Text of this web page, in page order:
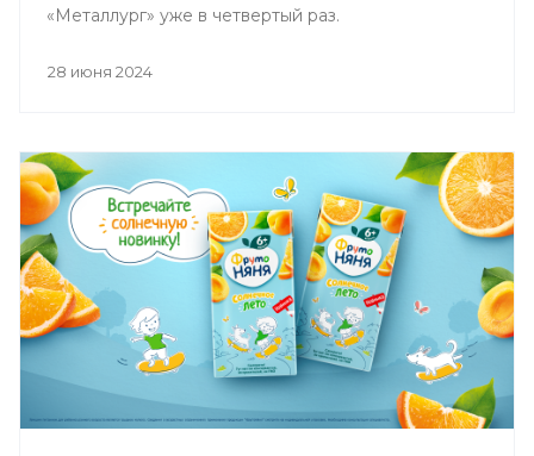
«Металлург» уже в четвертый раз.
28 июня 2024